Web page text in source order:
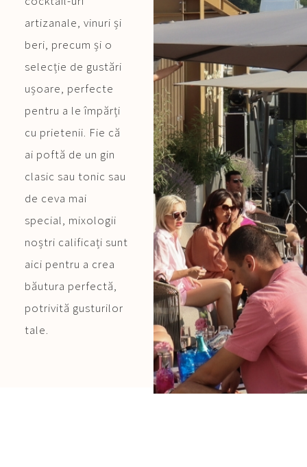
artizanale, vinuri și
beri, precum și o
selecție de gustări
ușoare, perfecte
pentru a le împărți
cu prietenii. Fie că
ai poftă de un gin
clasic sau tonic sau
de ceva mai
special, mixologii
noștri calificați sunt
aici pentru a crea
băutura perfectă,
potrivită gusturilor
tale.